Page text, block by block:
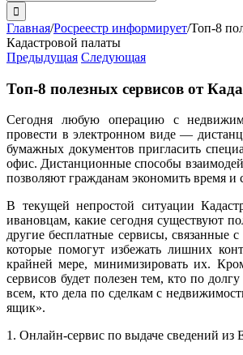
поиска:
Главная/Росреестр информирует/Топ-8
Кадастровой палаты
Предыдущая Следующая
Топ-8 полезных сервисов от
Сегодня любую операцию с
провести в электронном виде —
бумажных документов пригласить
офис. Дистанционные способы
позволяют гражданам экономить время и
В текущей непростой ситуации
ивановцам, какие сегодня существуют
другие бесплатные сервисы, связанные
которые помогут избежать лишних
крайней мере, минимизировать их.
сервисов будет полезен тем, кто по
всем, кто дела по сделкам с
ящик».
1. Онлайн-сервис по выдаче сведений из